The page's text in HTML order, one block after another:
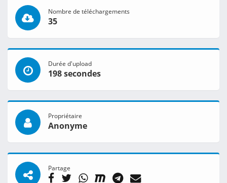
Nombre de téléchargements
35
Durée d'upload
198 secondes
Propriétaire
Anonyme
Partage